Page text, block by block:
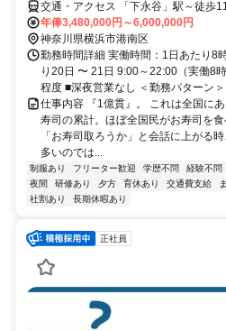
交通・アクセス 「下永谷」駅～徒歩
年俸3,480,000円～6,000,000円
神奈川県横浜市港南区
勤務時間詳細 実働時間：1日あたり8
り20日 〜 21日 9:00～22:00（実働8
程度 ■深夜営業なし ＜勤務パターン
仕事内容 『1億貫』。 これは全国に
寿司の累計。ほぼ全国民がお寿司を食
「お寿司取ろうか」と会話に上がる
多いのでは...
制服あり フリーター歓迎 学歴不問 経験不問
夜間
研修あり 夕方 育休あり 交通費支給
社割あり
長期休暇あり
正社員